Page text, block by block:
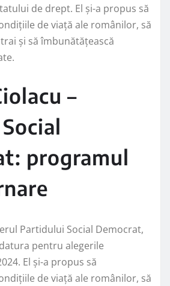
de drept. El și-a propus să
de viață ale românilor, să
și să îmbunătățească
–
programul
Partidului Social Democrat,
pentru alegerile
El și-a propus să
de viață ale românilor, să